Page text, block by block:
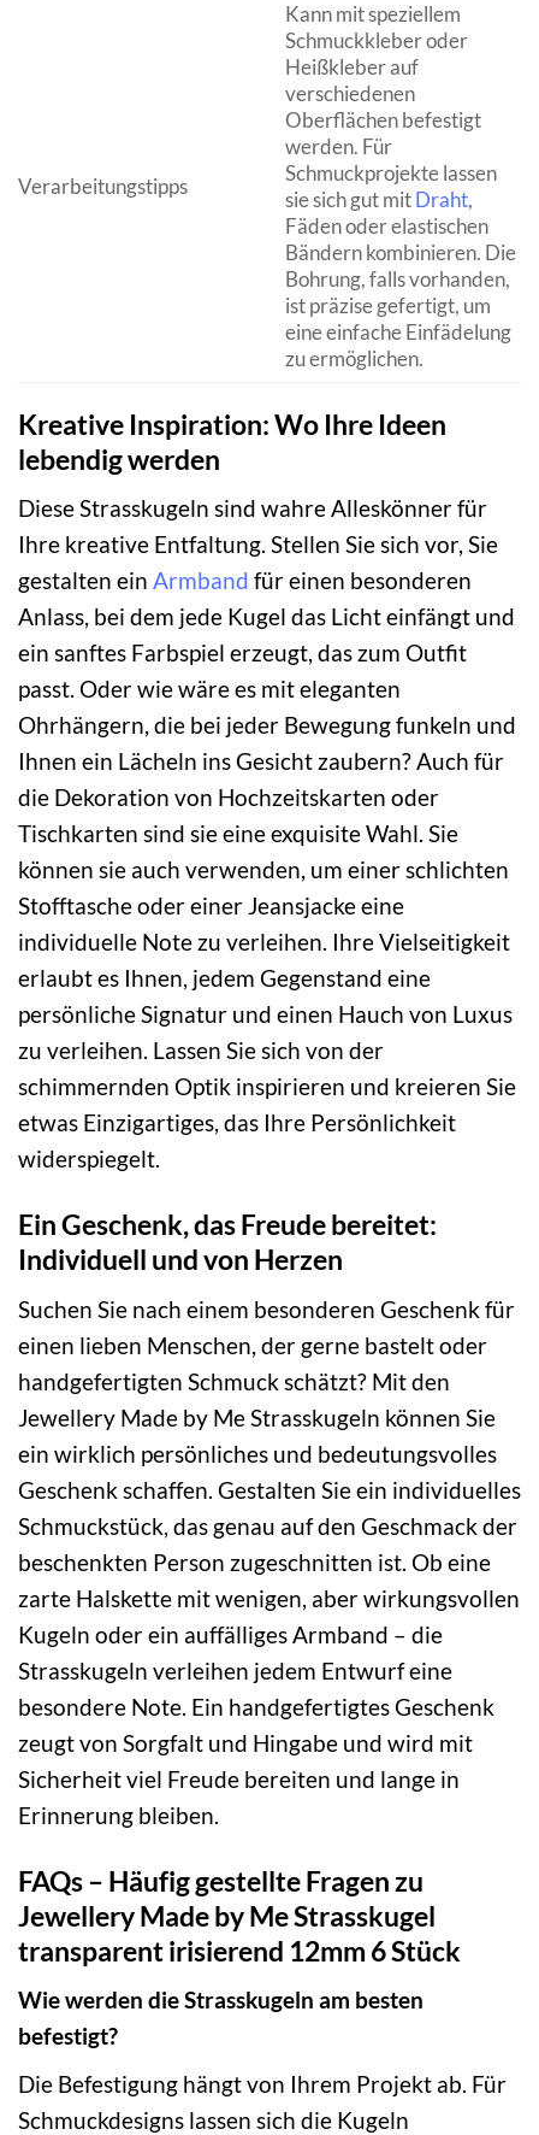
Verarbeitungstipps
Kann mit speziellem
Schmuckkleber oder
Heißkleber auf
verschiedenen
Oberflächen befestigt
werden. Für
Schmuckprojekte lassen
sie sich gut mitDraht,
Fäden oder elastischen
Bändern kombinieren. Die
Bohrung, falls vorhanden,
ist präzise gefertigt, um
eine einfache Einfädelung
zu ermöglichen.
Kreative Inspiration: Wo Ihre Ideen
lebendig werden
Diese Strasskugeln sind wahre Alleskönner für
Ihre kreative Entfaltung. Stellen Sie sich vor, Sie
gestalten ein Armband für einen besonderen
Anlass, bei dem jede Kugel das Licht einfängt und
ein sanftes Farbspiel erzeugt, das zum Outfit
passt. Oder wie wäre es mit eleganten
Ohrhängern, die bei jeder Bewegung funkeln und
Ihnen ein Lächeln ins Gesicht zaubern? Auch für
die Dekoration von Hochzeitskarten oder
Tischkarten sind sie eine exquisite Wahl. Sie
können sie auch verwenden, um einer schlichten
Stofftasche oder einer Jeansjacke eine
individuelle Note zu verleihen. Ihre Vielseitigkeit
erlaubt es Ihnen, jedem Gegenstand eine
persönliche Signatur und einen Hauch von Luxus
zu verleihen. Lassen Sie sich von der
schimmernden Optik inspirieren und kreieren Sie
etwas Einzigartiges, das Ihre Persönlichkeit
widerspiegelt.
Ein Geschenk, das Freude bereitet:
Individuell und von Herzen
Suchen Sie nach einem besonderen Geschenk für
einen lieben Menschen, der gerne bastelt oder
handgefertigten Schmuck schätzt? Mit den
Jewellery Made by Me Strasskugeln können Sie
ein wirklich persönliches und bedeutungsvolles
Geschenk schaffen. Gestalten Sie ein individuelles
Schmuckstück, das genau auf den Geschmack der
beschenkten Person zugeschnitten ist. Ob eine
zarte Halskette mit wenigen, aber wirkungsvollen
Kugeln oder ein auffälliges Armband – die
Strasskugeln verleihen jedem Entwurf eine
besondere Note. Ein handgefertigtes Geschenk
zeugt von Sorgfalt und Hingabe und wird mit
Sicherheit viel Freude bereiten und lange in
Erinnerung bleiben.
FAQs – Häufig gestellte Fragen zu
Jewellery Made by Me Strasskugel
transparent irisierend 12mm 6 Stück
Wie werden die Strasskugeln am besten
befestigt?
Die Befestigung hängt von Ihrem Projekt ab. Für
Schmuckdesigns lassen sich die Kugeln